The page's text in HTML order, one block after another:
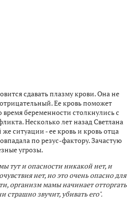
сдавать плазму крови. Она не
Ее кровь поможет
беременности столкнулись с
Несколько лет назад Светлана
же ситуации - ее кровь и кровь отца
по резус-фактору. Зачастую
угрозы.
тут и опасности никакой нет, и
нет, но это очень опасно для
организм мамы начинает отторгать
страшно звучит, убивать его".